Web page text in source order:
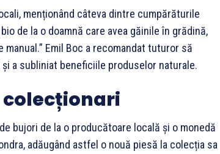
menționând câteva dintre cumpărăturile
de la o doamnă care avea găinile în grădină,
Emil Boc a recomandat tuturor să
a subliniat beneficiile produselor naturale.
colecționari
bujori de la o producătoare locală și o monedă
adăugând astfel o nouă piesă la colecția sa